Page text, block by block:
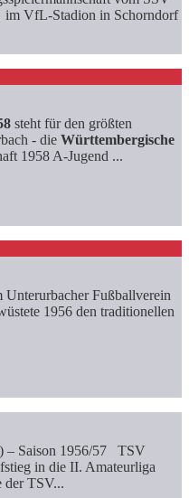
im VfL-Stadion in Schorndorf
steht für den größten
- die Württembergische
1958 A-Jugend ...
Unterurbacher Fußballverein
1956 den traditionellen
– Saison 1956/57 TSV
in die II. Amateurliga
der TSV...